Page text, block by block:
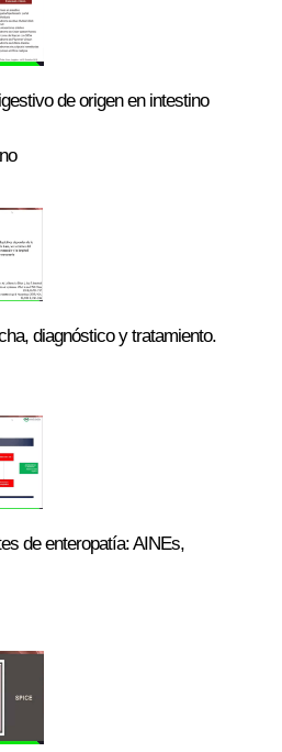
de origen en intestino
diagnóstico y tratamiento.
de enteropatía: AINEs,